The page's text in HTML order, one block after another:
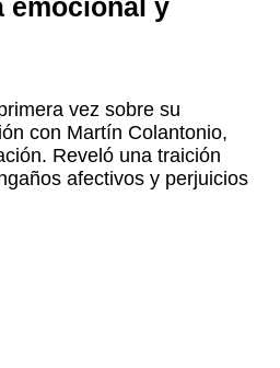
emocional y
vez sobre su
con Martín Colantonio,
Reveló una traición
afectivos y perjuicios